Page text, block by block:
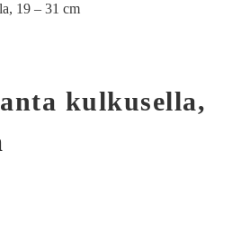
19 – 31 cm
kulkusella,